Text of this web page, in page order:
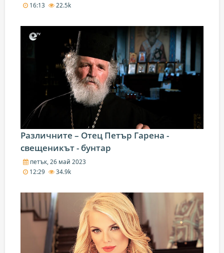
16:13
22.5k
Различните – Oтец Петър Гарена -
свещеникът - бунтар
петък, 26 май 2023
12:29
34.9k